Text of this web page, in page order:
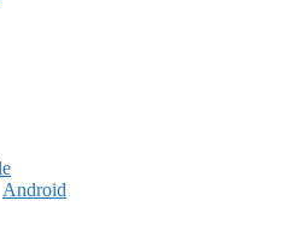
Android